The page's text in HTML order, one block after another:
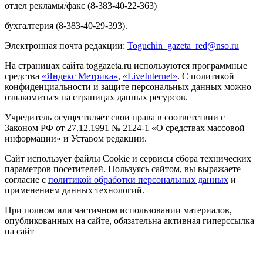
отдел рекламы/факс (8-383-40-22-363)
бухгалтерия (8-383-40-29-393).
Электронная почта редакции: Toguchin gazeta red@nso.ru
На страницах сайта toggazeta.ru используются программные
средства «Яндекс Метрика», «LiveInternet». С политикой
конфиденциальности и защите персональных данных можно
ознакомиться на страницах данных ресурсов.
Учредитель осуществляет свои права в соответствии с
Законом РФ от 27.12.1991 № 2124-1 «О средствах массовой
информации» и Уставом редакции.
Сайт использует файлы Cookie и сервисы сбора технических
параметров посетителей. Пользуясь сайтом, вы выражаете
согласие с политикой обработки персональных данных и
применением данных технологий.
При полном или частичном использовании материалов,
опубликованных на сайте, обязательна активная гиперссылка
на сайт